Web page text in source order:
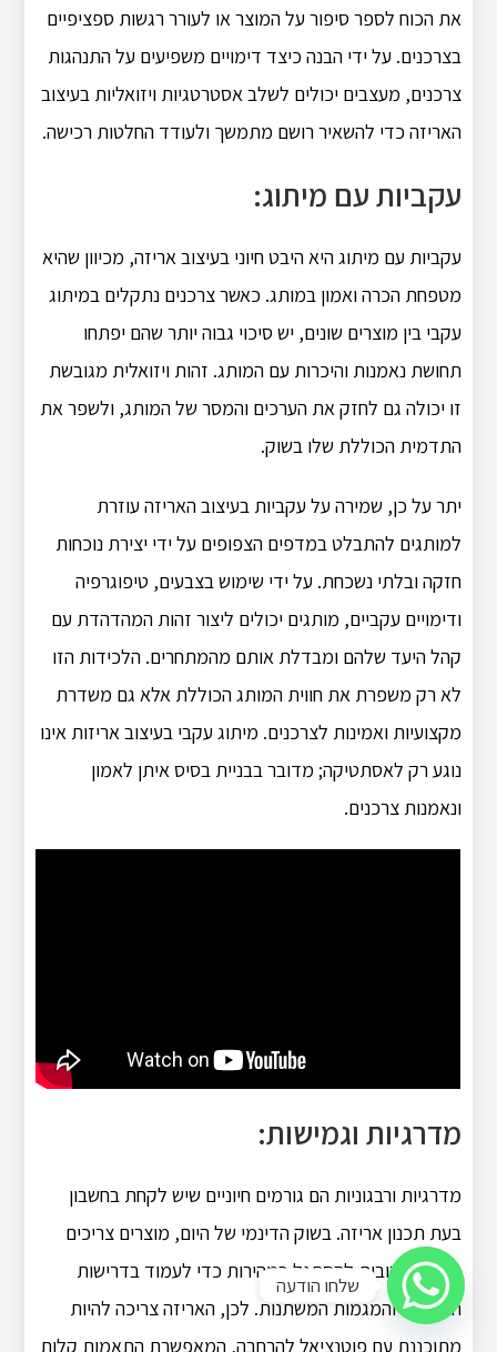
את הכוח לספר סיפור על המוצר או לעורר רגשות ספציפיים
בצרכנים. על ידי הבנה כיצד דימויים משפיעים על התנהגות
צרכנים, מעצבים יכולים לשלב אסטרטגיות ויזואליות בעיצוב
האריזה כדי להשאיר רושם מתמשך ולעודד החלטות רכישה.
עקביות עם מיתוג:
עקביות עם מיתוג היא היבט חיוני בעיצוב אריזה, מכיוון שהיא
מטפחת הכרה ואמון במותג. כאשר צרכנים נתקלים במיתוג
עקבי בין מוצרים שונים, יש סיכוי גבוה יותר שהם יפתחו
תחושת נאמנות והיכרות עם המותג. זהות ויזואלית מגובשת
זו יכולה גם לחזק את הערכים והמסר של המותג, ולשפר את
התדמית הכוללת שלו בשוק.
יתר על כן, שמירה על עקביות בעיצוב האריזה עוזרת
למותגים להתבלט במדפים הצפופים על ידי יצירת נוכחות
חזקה ובלתי נשכחת. על ידי שימוש בצבעים, טיפוגרפיה
ודימויים עקביים, מותגים יכולים ליצור זהות המהדהדת עם
קהל היעד שלהם ומבדלת אותם מהמתחרים.הלכידות הזו
לא רק משפרת את חווית המותג הכוללת אלא גם משדרת
מקצועיות ואמינות לצרכנים. מיתוג עקבי בעיצוב אריזות אינו
נוגע רק לאסתטיקה; מדובר בבניית בסיס איתן לאמון
ונאמנות צרכנים.
מדרגיות וגמישות:
מדרגיות ורבגוניות הם גורמים חיוניים שיש לקחת בחשבון
בעת ​​תכנון אריזה. בשוק הדינמי של היום, מוצרים צריכים
לעתים קרובות להסתגל במהירות כדי לעמוד בדרישות
הצרכנים והמגמות המשתנות. לכן, האריזה צריכה להיות
מתוכננת עם פוטנציאל להרחבה, המאפשרת התאמות קלות
שלחו הודעה